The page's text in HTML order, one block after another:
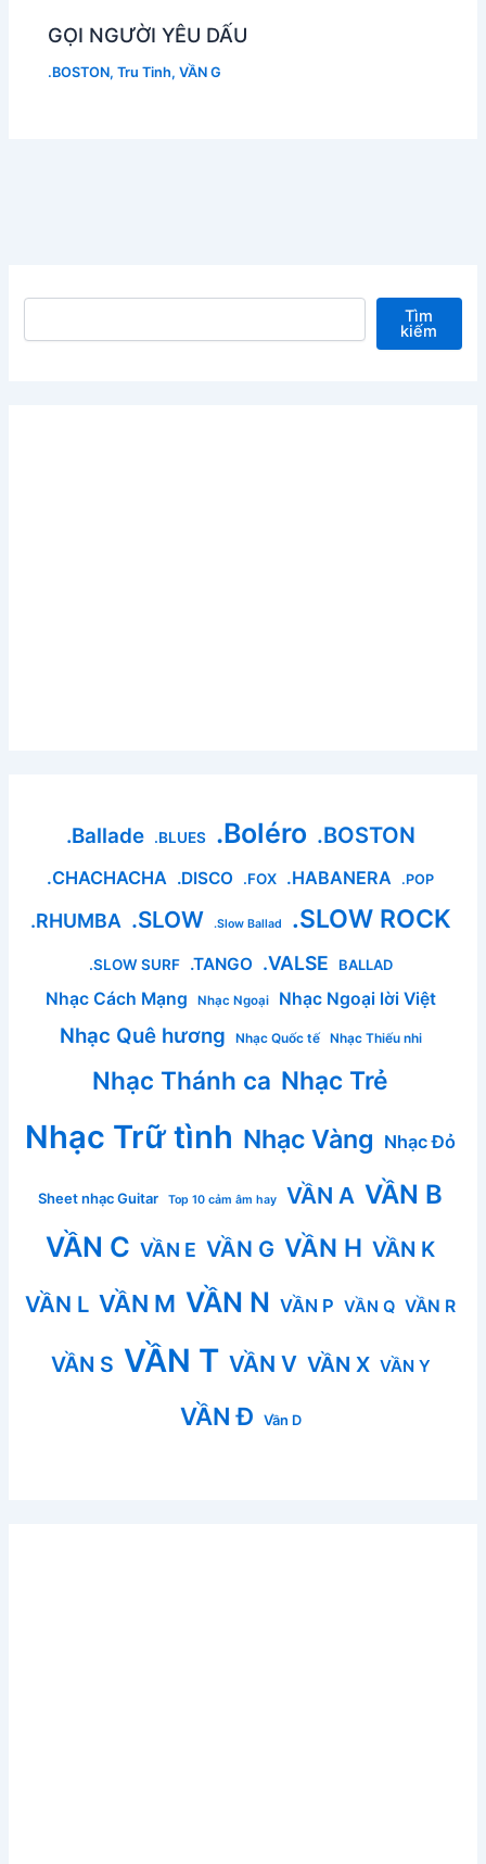
GỌI NGƯỜI YÊU DẤU
.BOSTON,Tru Tinh,VẦN G
Tìm kiếm Tìm
kiếm
.Ballade .BLUES .Boléro .BOSTON
.CHACHACHA .DISCO .FOX .HABANERA .POP
.RHUMBA .SLOW .Slow Ballad .SLOW ROCK
.SLOW SURF .TANGO .VALSE BALLAD
Nhạc Cách Mạng Nhạc Ngoại Nhạc Ngoại lời Việt
Nhạc Quê hương Nhạc Quốc tế Nhạc Thiếu nhi
Nhạc Thánh ca Nhạc Trẻ
Nhạc Trữ tình Nhạc Vàng Nhạc Đỏ
Sheet nhạc Guitar Top 10 cảm âm hay VẦN A VẦN B
VẦN C VẦN E VẦN G VẦN H VẦN K
VẦN L VẦN M VẦN N VẦN P VẦN Q VẦN R
VẦN S VẦN T VẦN V VẦN X VẦN Y
VẦN Đ Vần D